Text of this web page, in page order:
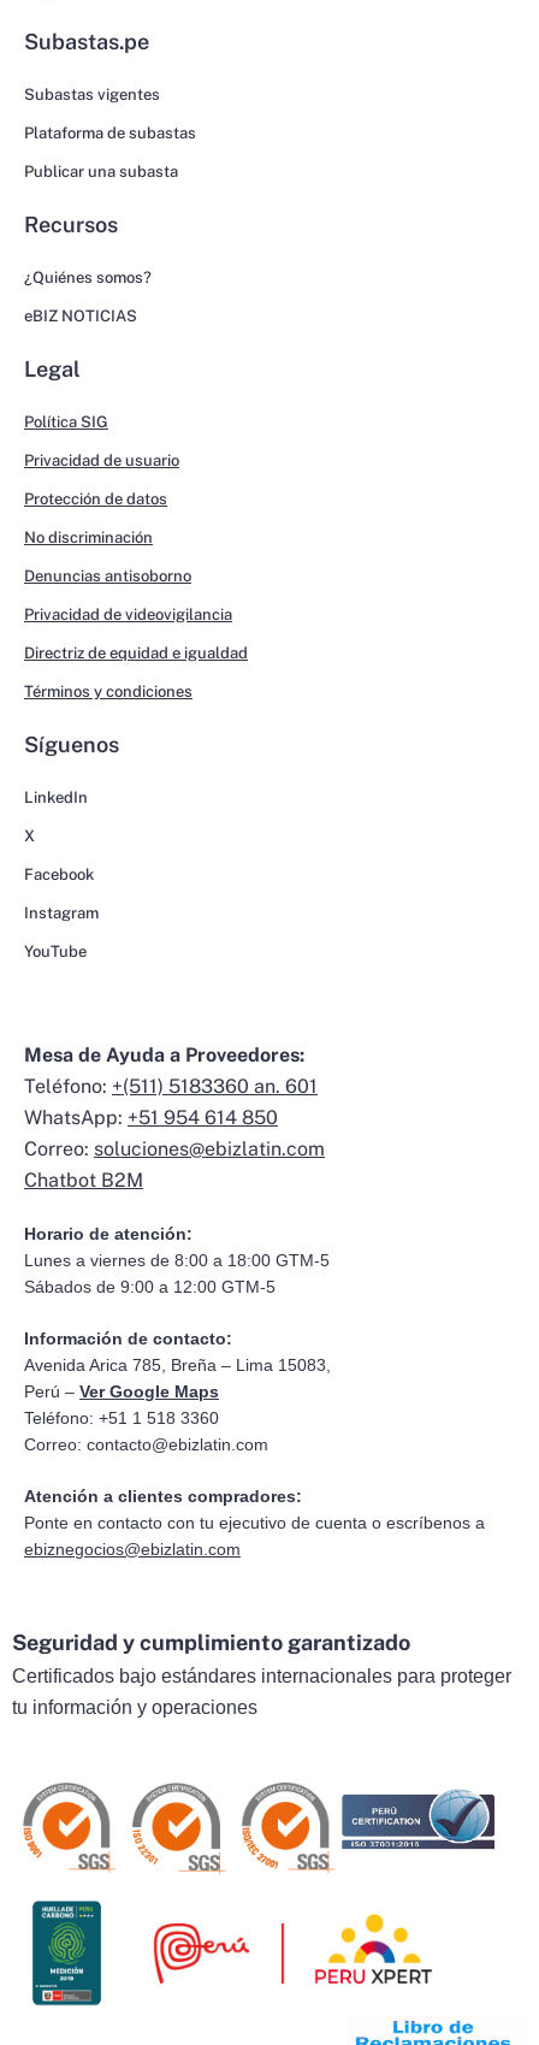
Subastas.pe
Subastas vigentes
Plataforma de subastas
Publicar una subasta
Recursos
¿Quiénes somos?
eBIZ NOTICIAS
Legal
Política SIG
Privacidad de usuario
Protección de datos
No discriminación
Denuncias antisoborno
Privacidad de videovigilancia
Directriz de equidad e igualdad
Términos y condiciones
Síguenos
LinkedIn
X
Facebook
Instagram
YouTube
Mesa de Ayuda a Proveedores:
Teléfono: +(511) 5183360 an. 601
WhatsApp: +51 954 614 850
Correo: soluciones@ebizlatin.com
Chatbot B2M
Horario de atención:
Lunes a viernes de 8:00 a 18:00 GTM-5
Sábados de 9:00 a 12:00 GTM-5
Información de contacto:
Avenida Arica 785, Breña – Lima 15083,
Perú – Ver Google Maps
Teléfono: +51 1 518 3360
Correo: contacto@ebizlatin.com
Atención a clientes compradores:
Ponte en contacto con tu ejecutivo de cuenta o escríbenos a
ebiznegocios@ebizlatin.com
Seguridad y cumplimiento garantizado
Certificados bajo estándares internacionales para proteger
tu información y operaciones